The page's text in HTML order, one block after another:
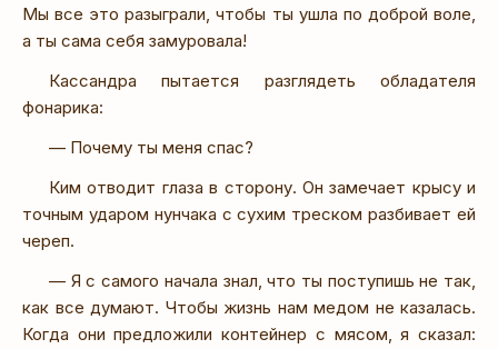
Мы все это разыграли, чтобы ты ушла по доброй воле,
а ты сама себя замуровала!
Кассандра пытается разглядеть обладателя
фонарика:
— Почему ты меня спас?
Ким отводит глаза в сторону. Он замечает крысу и
точным ударом нунчака с сухим треском разбивает ей
череп.
— Я с самого начала знал, что ты поступишь не так,
как все думают. Чтобы жизнь нам медом не казалась.
Когда они предложили контейнер с мясом, я сказал: